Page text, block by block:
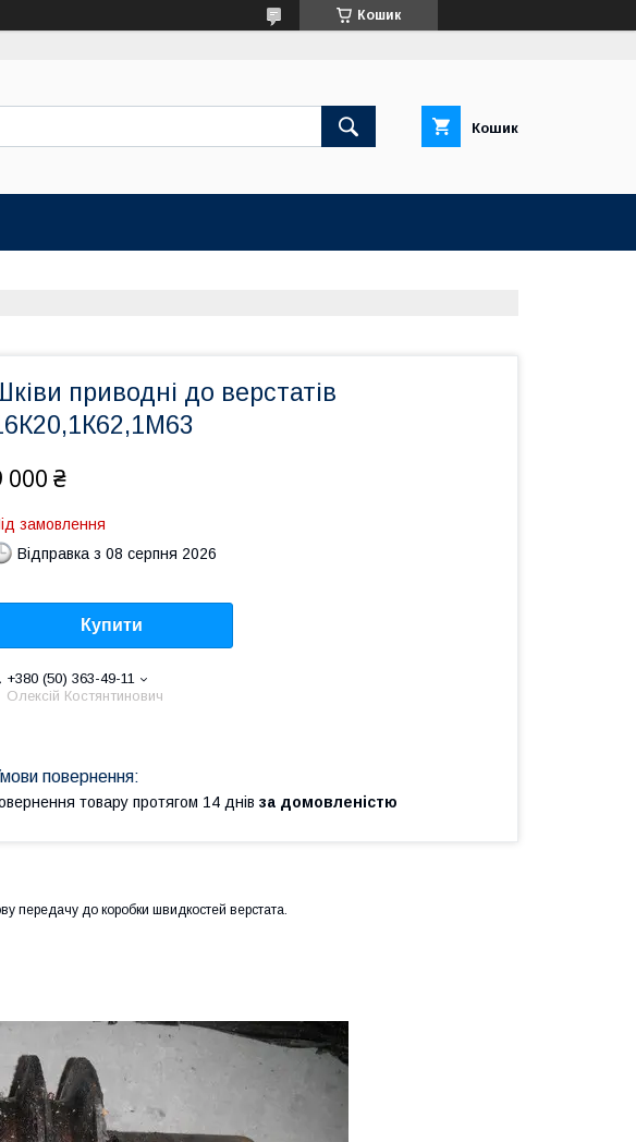
Кошик
Кошик
приводні до верстатів
000 ₴
замовлення
Відправка з 08 серпня 2026
Купити
+380 (50) 363-49-11
Олексій Костянтинович
товару протягом 14 днів за домовленістю
передачу до коробки швидкостей верстата.